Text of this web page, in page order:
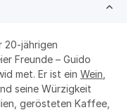
20-jährigen
Freunde – Guido
met. Er ist ein Wein
seine Würzigkeit
gerösteten Kaffee,